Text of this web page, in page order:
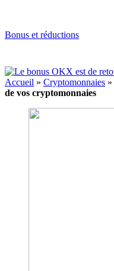
Bonus et réductions
Accueil » Cryptomonnaies »
de vos cryptomonnaies